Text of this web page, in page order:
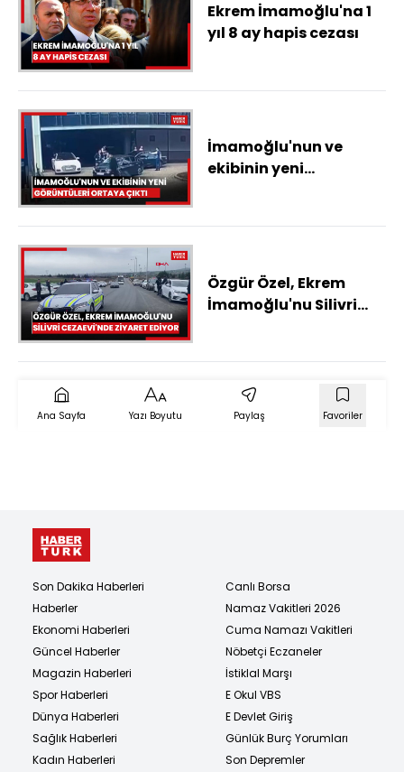
Ekrem İmamoğlu'na 1
yıl 8 ay hapis cezası
İmamoğlu'nun ve
ekibinin yeni
Özgür Özel, Ekrem
İmamoğlu'nu Silivri
Ana Sayfa Yazı Boyutu Paylaş Favoriler
Son Dakika Haberleri
Haberler
Ekonomi Haberleri
Güncel Haberler
Magazin Haberleri
Spor Haberleri
Dünya Haberleri
Sağlık Haberleri
Kadın Haberleri
Canlı Borsa
Namaz Vakitleri 2026
Cuma Namazı Vakitleri
Nöbetçi Eczaneler
İstiklal Marşı
E Okul VBS
E Devlet Giriş
Günlük Burç Yorumları
Son Depremler